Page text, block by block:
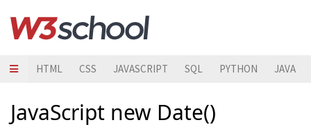
HTML CSS JAVASCRIPT SQL PYTHON JAVA
JavaScript new Date()